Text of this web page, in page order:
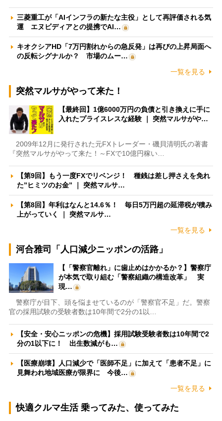
三菱重工が「AIインフラの新たな主役」として再評価される気
運 エヌビディアとの提携でAI…
キオクシアHD「7万円割れからの急反発」は再びの上昇局面へ
の反転シグナルか？ 市場のムー…
一覧を見る
突然マルサがやって来た！
【最終回】1億6000万円の負債と引き換えに手に
入れたプライスレスな経験 ｜ 突然マルサがや…
2009年12月に発行された元FXトレーダー・磯貝清明氏の著書
『突然マルサがやって来た！～FXで10億円稼い…
【第9回】もう一度FXでリベンジ！ 種銭は差し押さえを免れ
た”ヒミツのお金” ｜ 突然マルサ…
【第8回】年利はなんと14.6％！ 毎日5万円超の延滞税が積み
上がっていく ｜ 突然マルサ…
一覧を見る
河合雅司「人口減少ニッポンの活路」
【「警察官離れ」に歯止めはかかるか？】警察庁
が本気で取り組む「警察組織の構造改革」 実
現…
警察庁が目下、頭を悩ませているのが「警察官不足」だ。警察
官の採用試験の受験者数は10年間で2分の1以…
【安全・安心ニッポンの危機】採用試験受験者数は10年間で2
分の1以下に！ 出生数減がも…
【医療崩壊】人口減少で「医師不足」に加えて「患者不足」に
見舞われ地域医療が限界に 今後…
一覧を見る
快適クルマ生活 乗ってみた、使ってみた